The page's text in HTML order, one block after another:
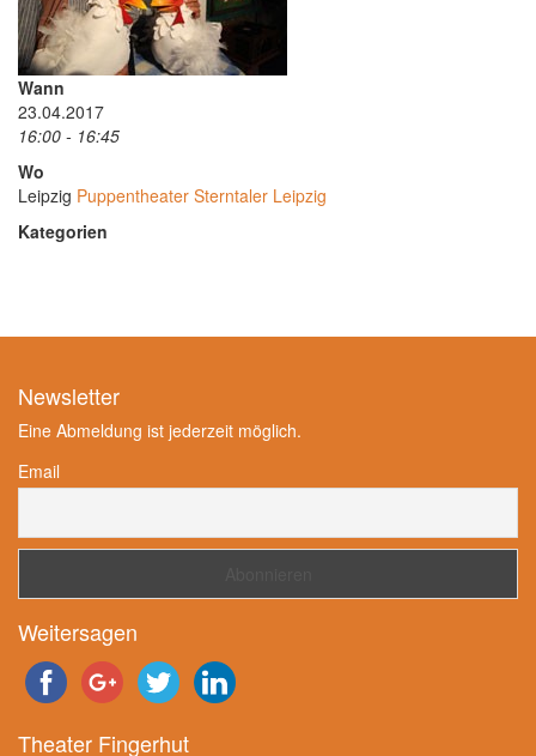
Wann
23.04.2017
16:00 - 16:45
Wo
Leipzig Puppentheater Sterntaler Leipzig
Kategorien
Newsletter
Eine Abmeldung ist jederzeit möglich.
Email
Weitersagen
Theater Fingerhut